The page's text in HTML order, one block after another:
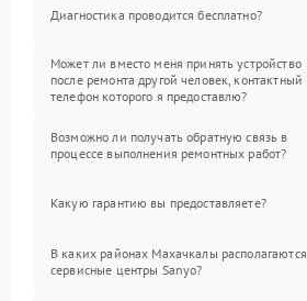
Диагностика проводится бесплатно?
Может ли вместо меня принять устройство
после ремонта другой человек, контактный
телефон которого я предоставлю?
Возможно ли получать обратную связь в
процессе выполнения ремонтных работ?
Какую гарантию вы предоставляете?
В каких районах Махачкалы располагаются
сервисные центры Sanyo?